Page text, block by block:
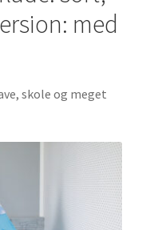
med
skole og meget